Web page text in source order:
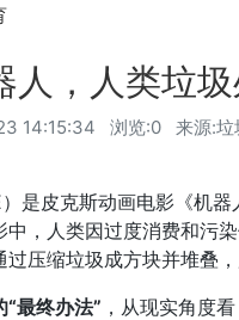
人，人类垃
14:15:34 浏览:0 来源:垃
是皮克斯动画电影《机
中，人类因过度消费和污
压缩垃圾成方块并堆叠
“最终办法” ，从现实角度